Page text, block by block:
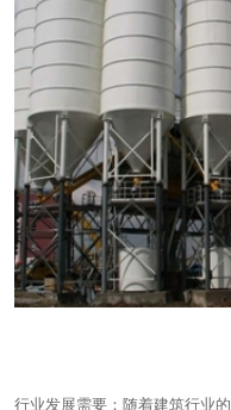
行业发展需要：随着建筑行业